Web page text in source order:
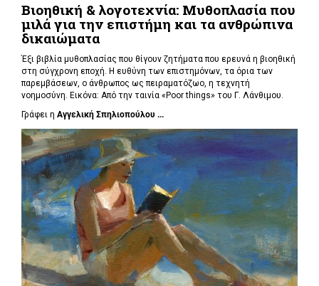
Βιοηθική & λογοτεχνία: Μυθοπλασία που
μιλά για την επιστήμη και τα ανθρώπινα
δικαιώματα
Έξι βιβλία μυθοπλασίας που θίγουν ζητήματα που ερευνά η βιοηθική
στη σύγχρονη εποχή. Η ευθύνη των επιστημόνων, τα όρια των
παρεμβάσεων, ο άνθρωπος ως πειραματόζωο, η τεχνητή
νοημοσύνη. Εικόνα: Από την ταινία «Poor things» του Γ. Λάνθιμου.
Γράφει η Αγγελική Σπηλιοπούλου ...